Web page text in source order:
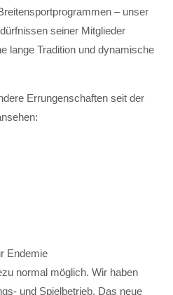
– unser
seiner Mitglieder
lange Tradition und dynamische
Errungenschaften seit der
Endemie
normal möglich. Wir haben
und Spielbetrieb. Das neue